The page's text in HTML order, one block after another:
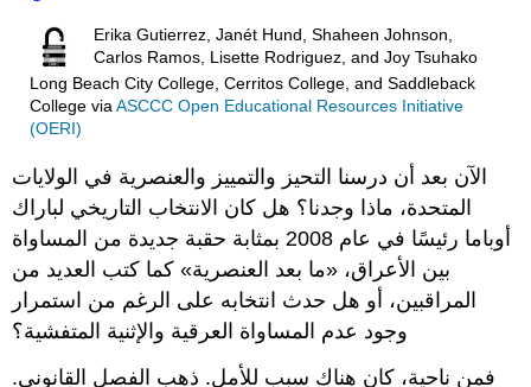
Erika Gutierrez, Janét Hund, Shaheen Johnson,
Carlos Ramos, Lisette Rodriguez, and Joy Tsuhako
Long Beach City College, Cerritos College, and Saddleback
Collegevia ASCCC Open Educational Resources Initiative
(OERI)
الآن بعد أن درسنا التحيز والتمييز والعنصرية في الولايات
المتحدة، ماذا وجدنا؟ هل كان الانتخاب التاريخي لباراك
أوباما رئيسًا في عام 2008 بمثابة حقبة جديدة من المساواة
بين الأعراق، «ما بعد العنصرية» كما كتب العديد من
المراقبين، أو هل حدث انتخابه على الرغم من استمرار
وجود عدم المساواة العرقية والإثنية المتفشية؟
فمن ناحية، كان هناك سبب للأمل. ذهب الفصل القانوني.